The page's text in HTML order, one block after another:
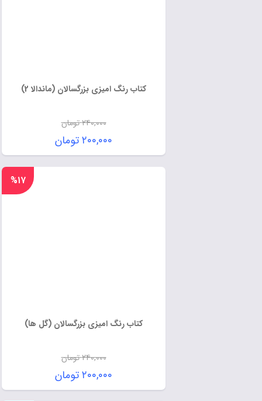
کتاب رنگ امیزی بزرگسالان (ماندالا 2)
۲۴۰,۰۰۰تومان
۲۰۰,۰۰۰تومان
کتاب رنگ امیزی بزرگسالان (گل ها)
۲۴۰,۰۰۰تومان
۲۰۰,۰۰۰تومان
%۱۷